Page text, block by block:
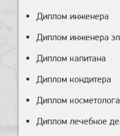
Диплом инженера
Диплом инженера
Диплом капитана
Диплом кондитера
Диплом косметолога
Диплом лечебное